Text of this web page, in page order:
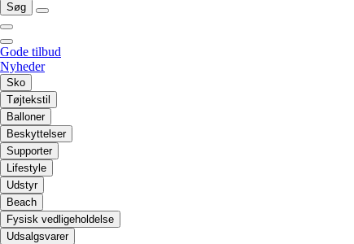
Søg
Gode tilbud
Nyheder
Sko
Tøjtekstil
Balloner
Beskyttelser
Supporter
Lifestyle
Udstyr
Beach
Fysisk vedligeholdelse
Udsalgsvarer